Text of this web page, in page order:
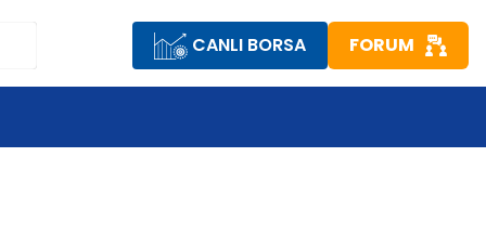
CANLI BORSA FORUM